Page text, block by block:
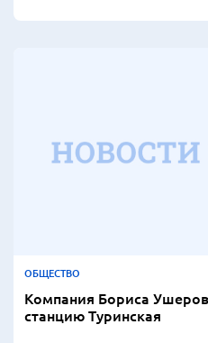
ОБЩЕСТВО
Компания Бориса
станцию Туринская